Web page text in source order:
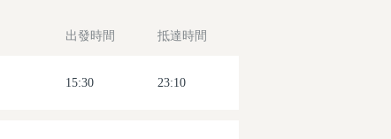
出發時間 抵達時間
15:30 23:10